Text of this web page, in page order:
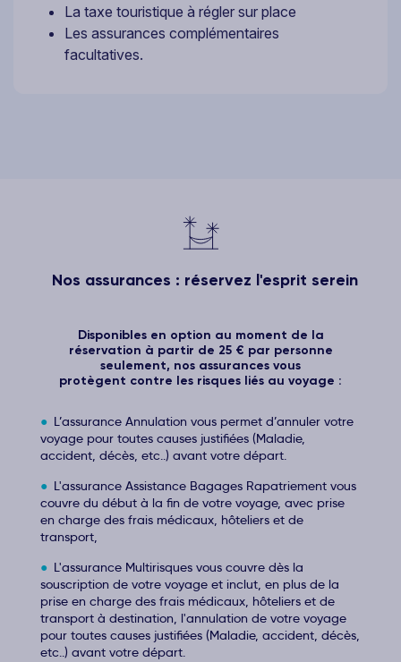
La taxe touristique à régler sur place
Les assurances complémentaires
facultatives.
Nos assurances : réservez l'esprit serein
Disponibles en option au moment de la
réservation à partir de 25 € par personne
seulement, nos assurances vous
protègent contre les risques liés au voyage :
L’assurance Annulation vous permet d’annuler votre
voyage pour toutes causes justifiées (Maladie,
accident, décès, etc..) avant votre départ.
L'assurance Assistance Bagages Rapatriement vous
couvre du début à la fin de votre voyage, avec prise
en charge des frais médicaux, hôteliers et de
transport,
L'assurance Multirisques vous couvre dès la
souscription de votre voyage et inclut, en plus de la
prise en charge des frais médicaux, hôteliers et de
transport à destination, l'annulation de votre voyage
pour toutes causes justifiées (Maladie, accident, décès,
etc..) avant votre départ.